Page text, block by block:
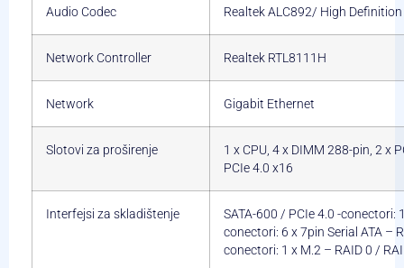
Audio Codec Realtek ALC892/ High
Network Controller Realtek RTL8111H
Network Gigabit Ethernet
Slotovi za proširenje
1 x CPU, 4 x DIMM 288-pin, 2 x
PCIe 4.0 x16
Interfejsi za skladištenje
SATA-600 / PCIe 4.0 -conectori:
conectori: 6 x 7pin Serial ATA –
conectori: 1 x M.2 – RAID 0 /